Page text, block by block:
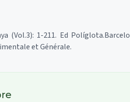
(Vol.3): 1-211. Ed
et Générale.